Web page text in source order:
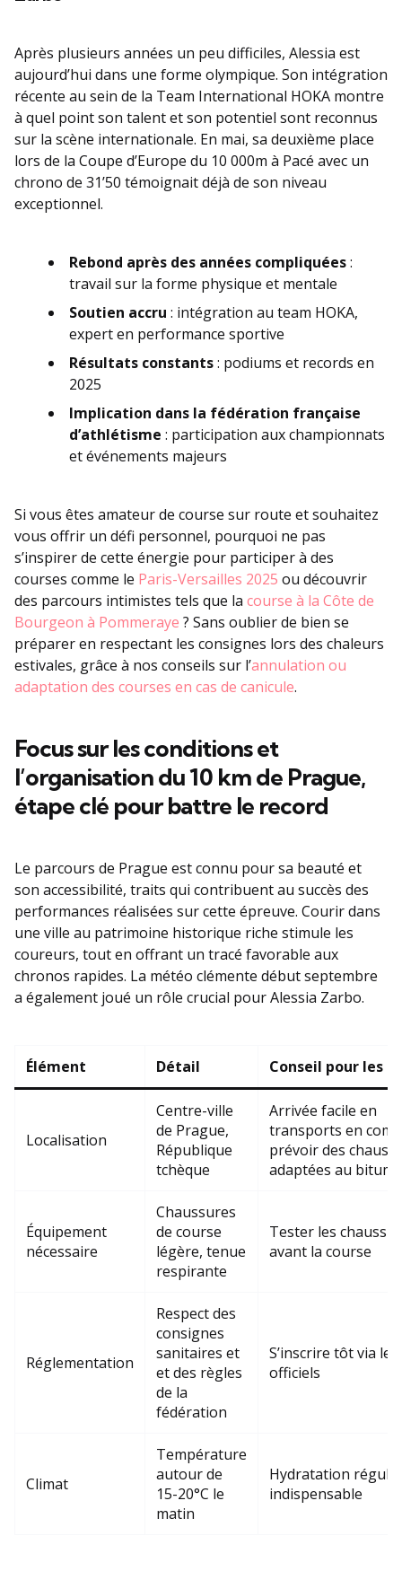
Après plusieurs années un peu difficiles, Alessia est
aujourd’hui dans une forme olympique. Son intégration
récente au sein de la Team International HOKA montre
à quel point son talent et son potentiel sont reconnus
sur la scène internationale. En mai, sa deuxième place
lors de la Coupe d’Europe du 10 000m à Pacé avec un
chrono de 31’50 témoignait déjà de son niveau
exceptionnel.
Rebond après des années compliquées:
travail sur la forme physique et mentale
Soutien accru : intégration au team HOKA,
expert en performance sportive
Résultats constants: podiums et records en
2025
Implication dans la fédération française
d’athlétisme : participation aux championnats
et événements majeurs
Si vous êtes amateur de course sur route et souhaitez
vous offrir un défi personnel, pourquoi ne pas
s’inspirer de cette énergie pour participer à des
courses comme le Paris-Versailles 2025 ou découvrir
des parcours intimistes tels que la course à la Côte de
Bourgeon à Pommeraye ? Sans oublier de bien se
préparer en respectant les consignes lors des chaleurs
estivales, grâce à nos conseils sur l’annulation ou
adaptation des courses en cas de canicule.
Focus sur les conditions et
l’organisation du 10 km de Prague,
étape clé pour battre le record
Le parcours de Prague est connu pour sa beauté et
son accessibilité, traits qui contribuent au succès des
performances réalisées sur cette épreuve. Courir dans
une ville au patrimoine historique riche stimule les
coureurs, tout en offrant un tracé favorable aux
chronos rapides. La météo clémente début septembre
a également joué un rôle crucial pour Alessia Zarbo.
Élément Détail Conseil pour les
Localisation
Centre-ville
de Prague,
République
tchèque
Arrivée facile en
transports en
prévoir des
adaptées au bitume
Équipement
nécessaire
Chaussures
de course
légère, tenue
respirante
Tester les
avant la course
Réglementation
Respect des
consignes
sanitaires et
et des règles
de la
fédération
S’inscrire tôt via
officiels
Climat
Température
autour de
15-20°C le
matin
Hydratation
indispensable